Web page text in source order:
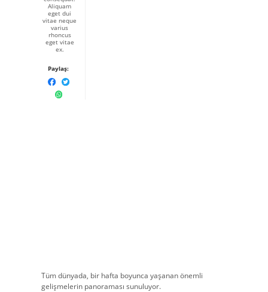
Aliquam
eget dui
vitae neque
varius
rhoncus
eget vitae
ex.
Paylaş:
Tüm dünyada, bir hafta boyunca yaşanan önemli
gelişmelerin panoraması sunuluyor.